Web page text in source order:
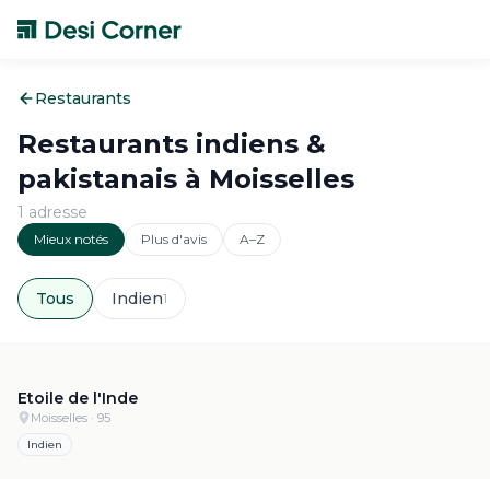
Restaurants
Restaurants indiens &
pakistanais à Moisselles
1 adresse
Mieux notés Plus d'avis A–Z
Tous Indien1
Etoile de l'Inde
Moisselles · 95
Indien